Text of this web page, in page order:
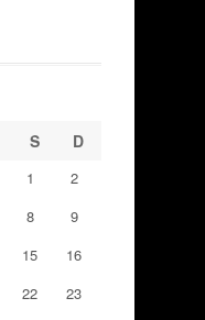
S D
1
2
8
9
15
16
22
23